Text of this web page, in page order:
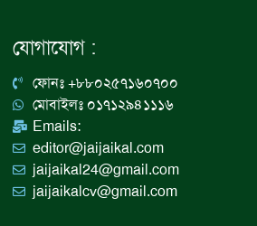
যোগাযোগ :
ফোনঃ +৮৮০২৫৭১৬০৭০০
মোবাইলঃ ০১৭১২৯৪১১১৬
Emails:
editor@jaijaikal.com
jaijaikal24@gmail.com
jaijaikalcv@gmail.com